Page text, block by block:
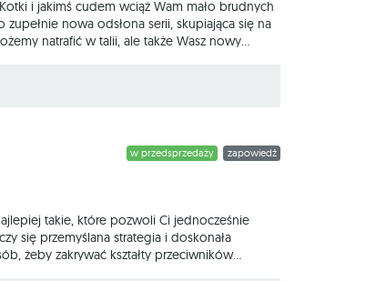
i jakimś cudem wciąż Wam mało brudnych
nowa odsłona serii, skupiająca się na
natrafić w talii, ale także Wasz nowy
zapowiedź
w przedsprzedaży
takie, które pozwoli Ci jednocześnie
się przemyślana strategia i doskonała
żeby zakrywać kształty przeciwników